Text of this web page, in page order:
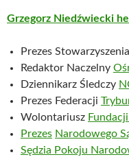
Grzegorz Niedźwiecki
Prezes Stowarzyszenia
Redaktor Naczelny
Dziennikarz Śledczy
Prezes Federacji
Wolontariusz
Prezes Narodowego
Sędzia Pokoju